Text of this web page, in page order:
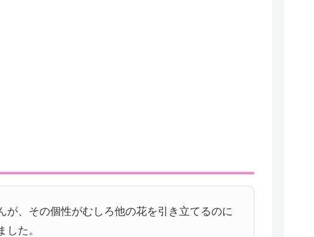
、その個性がむしろ他の花を引き立てるのに
した。